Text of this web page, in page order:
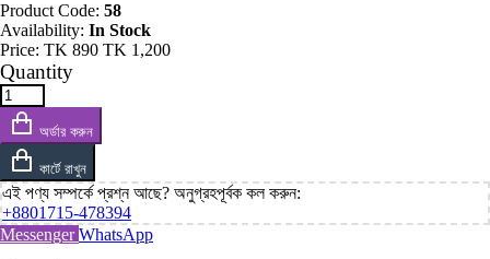
Product Code: 58
Availability: In Stock
Price: TK 890 TK 1,200
Quantity
অর্ডার করুন
কার্টে রাখুন
এই পণ্য সম্পর্কে প্রশ্ন আছে? অনুগ্রহপূর্বক কল করুন:
+8801715-478394
MessengerWhatsApp